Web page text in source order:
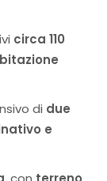
circa 110
di due
e